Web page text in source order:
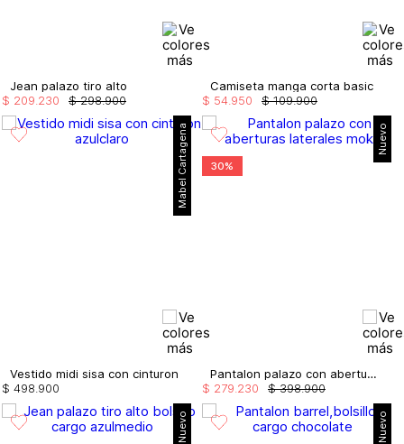
Jean palazo tiro alto
$ 298.900
$ 209 230
Camiseta manga corta basic
$ 109.900
$ 54 950
Mabel Cartagena
Vestido midi sisa con cinturon
$ 498 900
Nuevo
30%
Pantalon palazo con aberturas laterales
$ 398.900
$ 279 230
Nuevo Nuevo